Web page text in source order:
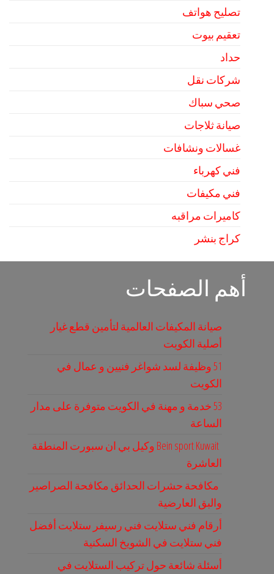
تصليح هواتف
تعقيم بيوت
حداد
شركات نقل
صحي سباك
صيانة ثلاجات
غسالات ونشافات
فني كهرباء
فني مكيفات
كاميرات مراقبه
كراج بنشر
أهم الصفحات
صيانة المكيفات العالمية لتأمين قطع غيار
أصلية الكويت
51 وظيفة لسد شواغر فنيين و عمال في
الكويت
53 خدمة و مهنة في الكويت متوفرة على مدار
الساعة
Bein sport Kuwait وكيل بي ان سبورت المنطقة
العاشرة
مكافحة حشرات الحدائق مكافحة الصراصير
والبق العارضية
أرقام فني ستلايت فني رسيفر ستلايت أفضل
فني ستلايت في الشويخ السكنية
أسئلة شائعة حول تركيب الستلايت في